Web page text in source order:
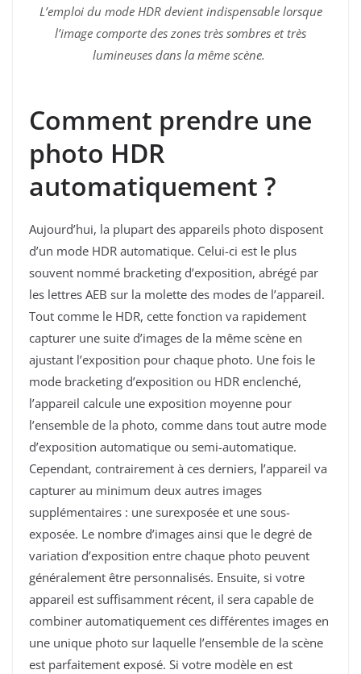
L’emploi du mode HDR devient indispensable lorsque
l’image comporte des zones très sombres et très
lumineuses dans la même scène.
Comment prendre une
photo HDR
automatiquement ?
Aujourd’hui, la plupart des appareils photo disposent
d’un mode HDR automatique. Celui-ci est le plus
souvent nommé bracketing d’exposition, abrégé par
les lettres AEB sur la molette des modes de l’appareil.
Tout comme le HDR, cette fonction va rapidement
capturer une suite d’images de la même scène en
ajustant l’exposition pour chaque photo. Une fois le
mode bracketing d’exposition ou HDR enclenché,
l’appareil calcule une exposition moyenne pour
l’ensemble de la photo, comme dans tout autre mode
d’exposition automatique ou semi-automatique.
Cependant, contrairement à ces derniers, l’appareil va
capturer au minimum deux autres images
supplémentaires : une surexposée et une sous-
exposée. Le nombre d’images ainsi que le degré de
variation d’exposition entre chaque photo peuvent
généralement être personnalisés. Ensuite, si votre
appareil est suffisamment récent, il sera capable de
combiner automatiquement ces différentes images en
une unique photo sur laquelle l’ensemble de la scène
est parfaitement exposé. Si votre modèle en est